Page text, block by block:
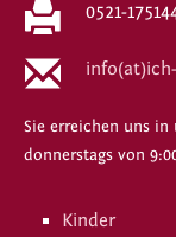
0521-
Sie erreichen uns in
donnerstags von
Kinder